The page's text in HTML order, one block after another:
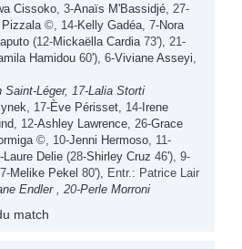
Cissoko , 3-Anaïs M'Bassidjé , 27-
Pizzala ©, 14-Kelly Gadéa , 7-Nora
(12-Mickaëlla Cardia 73'), 21-
Hamidou 60'), 6-Viviane Asseyi
Saint-Léger, 17-Lalia Storti
, 17-Ève Périsset , 14- Irene
, 12-Ashley Lawrence , 26-Grace
©, 10-Jenni Hermoso , 11-
Laure Delie (28-Shirley Cruz 46'), 9-
Melike Pekel 80'), Entr.: Patrice Lair
Endler , 20-Perle Morroni
match